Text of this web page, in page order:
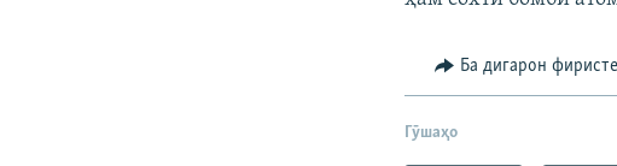
Ба дигарон
Гӯшаҳо